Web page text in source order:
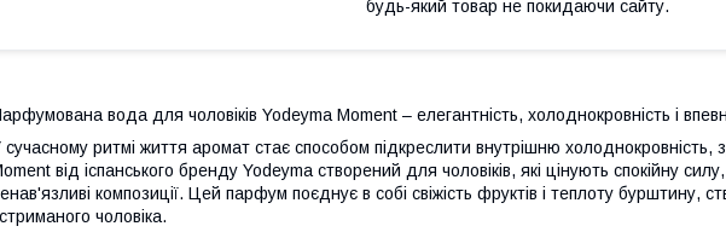
будь-який товар не покидаючи сайту.
вода для чоловіків Yodeyma Moment – елегантність, холоднокровність і
сучасному ритмі життя аромат стає способом підкреслити внутрішню холоднокровність,
від іспанського бренду Yodeyma створений для чоловіків, які цінують спокійну
композиції. Цей парфум поєднує в собі свіжість фруктів і теплоту бурштину,
стриманого чоловіка.